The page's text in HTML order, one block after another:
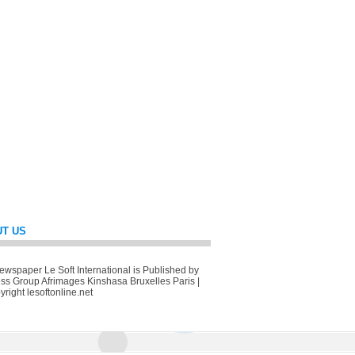
US
Le Soft International is Published by
Group Afrimages Kinshasa Bruxelles Paris |
lesoftonline.net